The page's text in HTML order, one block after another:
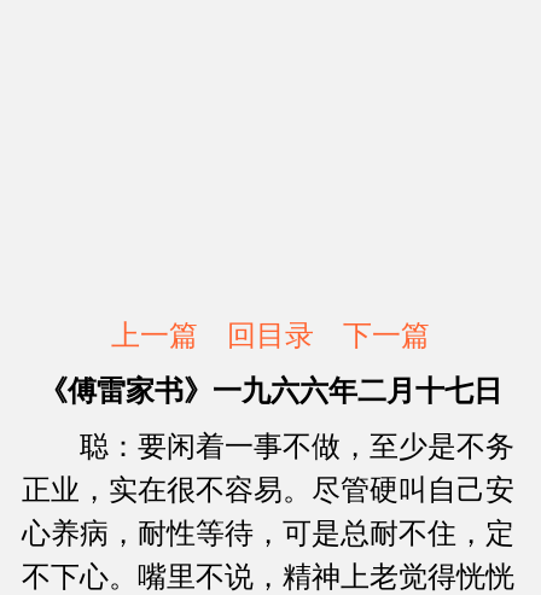
上一篇 回目录
下一篇
《傅雷家书》一九六六年二月十七日
聪：要闲着一事不做，至少是不务
正业，实在很不容易。尽管硬叫自己安
心养病，耐性等待，可是总耐不住，定
不下心。嘴里不说，精神上老觉得恍恍